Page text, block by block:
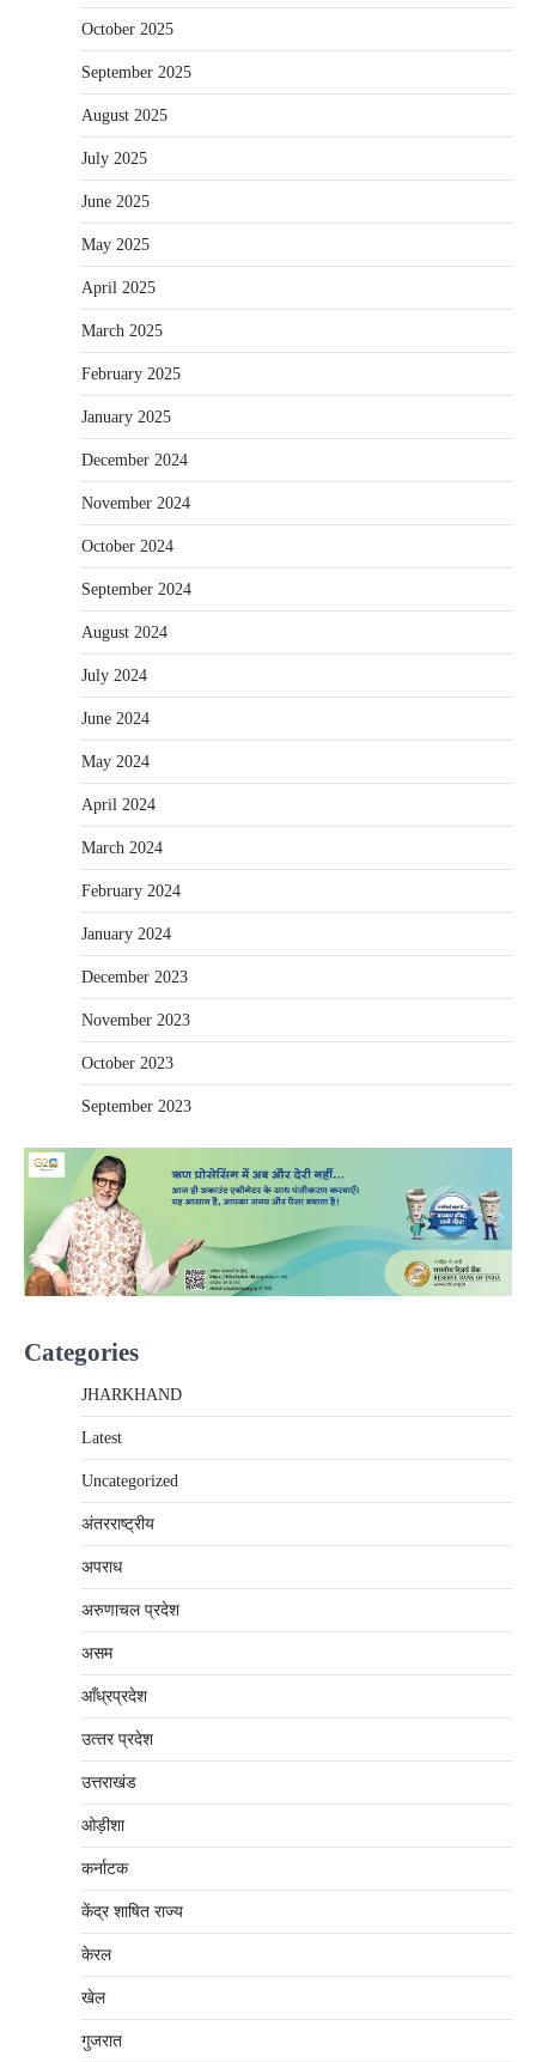
October 2025
September 2025
August 2025
July 2025
June 2025
May 2025
April 2025
March 2025
February 2025
January 2025
December 2024
November 2024
October 2024
September 2024
August 2024
July 2024
June 2024
May 2024
April 2024
March 2024
February 2024
January 2024
December 2023
November 2023
October 2023
September 2023
Categories
JHARKHAND
Latest
Uncategorized
अंतरराष्‍ट्रीय
अपराध
अरुणाचल प्रदेश
असम
आँध्रप्रदेश
उत्‍तर प्रदेश
उत्तराखंड
ओड़ीशा
कर्नाटक
केंद्र शाषित राज्य
केरल
खेल
गुजरात